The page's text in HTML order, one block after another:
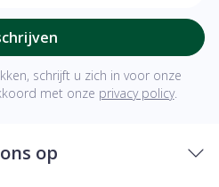
schrijft u zich in voor onze
met onze privacy policy.
op